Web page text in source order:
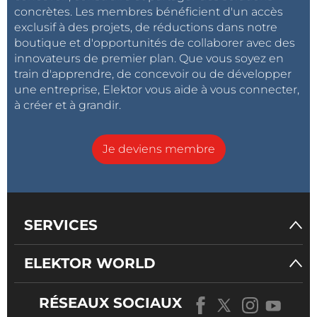
d'apprentissage profond. L'unité d'instruction Intel
AVX-512 intégrée au processeur et prenant en charge
les instructions de réseaux neuronaux vectoriels
(VNNI) est une autre caractéristique accélérant les
applications d'IA. Grâce à la boîte à outils logicielle
Intel OpenVINO, qui comprend des appels optimisés
pour les noyaux OpenCV, OpenCL et d'autres outils
et bibliothèques de l'industrie, les charges de travail
peuvent être étendues sur les unités de calcul du
de travail d'IA, notamment les systèmes de vision
Le TDP est extensible de 12 à 28 W, ce qui permet de
concevoir des systèmes entièrement hermétiques
avec un refroidissement passif uniquement. Les
performances impressionnantes du module COM
concrètes. Les membres bénéficient d'un accès
exclusif à des projets, de réductions dans notre
boutique et d'opportunités de collaborer avec des
innovateurs de premier plan. Que vous soyez en
train d'apprendre, de concevoir ou de développer
une entreprise, Elektor vous aide à vous connecter,
à créer et à grandir.
Je deviens membre
SERVICES
ELEKTOR WORLD
RÉSEAUX SOCIAUX